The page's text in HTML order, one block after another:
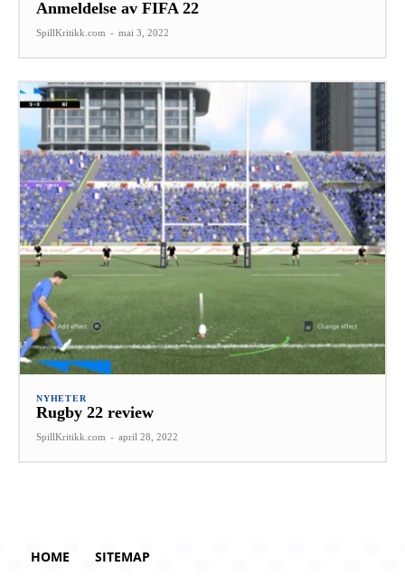
Anmeldelse av FIFA 22
SpillKritikk.com - mai 3, 2022
NYHETER
Rugby 22 review
SpillKritikk.com - april 28, 2022
HOME SITEMAP